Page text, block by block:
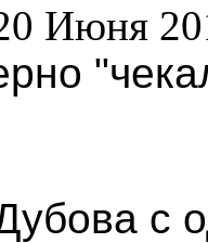
Июня
с